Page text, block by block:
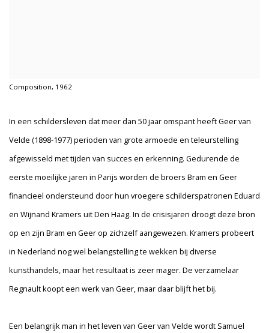
Composition, 1962
In een schildersleven dat meer dan 50 jaar omspant heeft Geer van
Velde (1898-1977) perioden van grote armoede en teleurstelling
afgewisseld met tijden van succes en erkenning. Gedurende de
eerste moeilijke jaren in Parijs worden de broers Bram en Geer
financieel ondersteund door hun vroegere schilderspatronen Eduard
en Wijnand Kramers uit Den Haag. In de crisisjaren droogt deze bron
op en zijn Bram en Geer op zichzelf aangewezen. Kramers probeert
in Nederland nog wel belangstelling te wekken bij diverse
kunsthandels, maar het resultaat is zeer mager. De verzamelaar
Regnault koopt een werk van Geer, maar daar blijft het bij.
Een belangrijk man in het leven van Geer van Velde wordt Samuel